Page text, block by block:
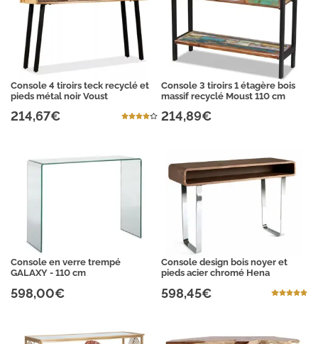
Console 4 tiroirs teck recyclé et
pieds métal noir Voust
214,67€
Console 3 tiroirs 1 étagère bois
massif recyclé Moust 110 cm
214,89€
Console en verre trempé
GALAXY - 110 cm
598,00€
Console design bois noyer et
pieds acier chromé Hena
598,45€